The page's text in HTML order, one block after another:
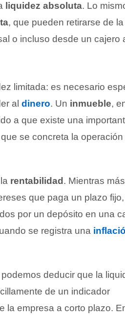
liquidez absoluta. Lo
, que pueden retirarse de
o incluso desde un cajero
limitada: es necesario
al dinero. Un inmueble,
a que existe una
se concreta la
rentabilidad . Mientras
que paga un plazo
por un depósito en una
se registra una
deducir que la
de un indicador
la empresa a corto plazo.